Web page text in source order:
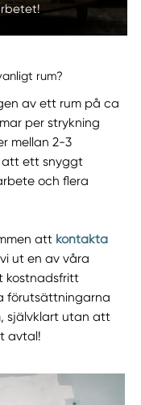
rum?
av ett rum på ca
per strykning
mellan 2-3
att ett snyggt
och flera
att kontakta
ut en av våra
kostnadsfritt
förutsättningarna
, självklart utan att
avtal!